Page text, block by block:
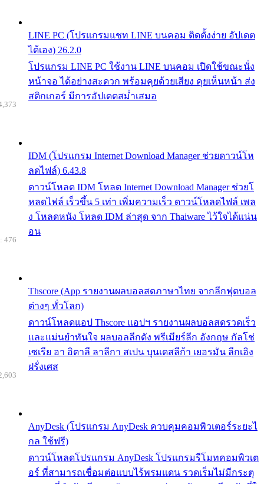
LINE PC (โปรแกรมแชท LINE บนคอม ติดตั้งง่าย อัปเดต
ได้เอง) 26.2.0
โปรแกรม LINE PC ใช้งาน LINE บนคอม เปิดใช้ขณะนั่ง
หน้าจอ ได้อย่างสะดวก พร้อมคุยด้วยเสียง คุยเห็นหน้า ส่ง
สติกเกอร์ มีการอัปเดตสม่ำเสมอ
IDM (โปรแกรม Internet Download Manager ช่วยดาวน์โห
ลดไฟล์) 6.43.8
ดาวน์โหลด IDM โหลด Internet Download Manager ช่วยโ
หลดไฟล์ เร็วขึ้น 5 เท่า เพิ่มความเร็ว ดาวน์โหลดไฟล์ เพล
ง โหลดหนัง โหลด IDM ล่าสุด จาก Thaiware ไว้ใจได้แน่น
อน
Thscore (App รายงานผลบอลสดภาษาไทย จากลีกฟุตบอล
ต่างๆ ทั่วโลก)
ดาวน์โหลดแอป Thscore แอปฯ รายงานผลบอลสดรวดเร็ว
และแม่นยำทันใจ ผลบอลลีกดัง พรีเมียร์ลีก อังกฤษ กัลโช่
เซเรีย อา อิตาลี ลาลีกา สเปน บุนเดสลีก้า เยอรมัน ลีกเอิง
ฝรั่งเศส
476
AnyDesk (โปรแกรม AnyDesk ควบคุมคอมพิวเตอร์ระยะไ
กล ใช้ฟรี)
ดาวน์โหลดโปรแกรม AnyDesk โปรแกรมรีโมทคอมพิวเต
อร์ ที่สามารถเชื่อมต่อแบบไร้พรมแดน รวดเร็มไม่มีกระตุ